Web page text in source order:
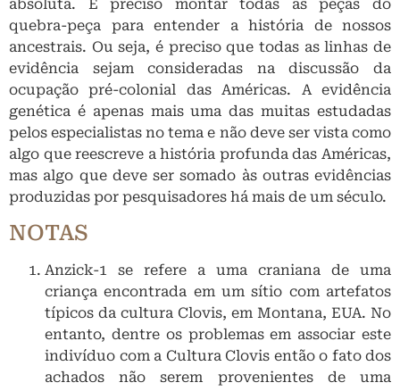
absoluta. É preciso montar todas as peças do
quebra-peça para entender a história de nossos
ancestrais. Ou seja, é preciso que todas as linhas de
evidência sejam consideradas na discussão da
ocupação pré-colonial das Américas. A evidência
genética é apenas mais uma das muitas estudadas
pelos especialistas no tema e não deve ser vista como
algo que reescreve a história profunda das Américas,
mas algo que deve ser somado às outras evidências
produzidas por pesquisadores há mais de um século.
NOTAS
Anzick-1 se refere a uma craniana de uma
criança encontrada em um sítio com artefatos
típicos da cultura Clovis, em Montana, EUA. No
entanto, dentre os problemas em associar este
indivíduo com a Cultura Clovis então o fato dos
achados não serem provenientes de uma